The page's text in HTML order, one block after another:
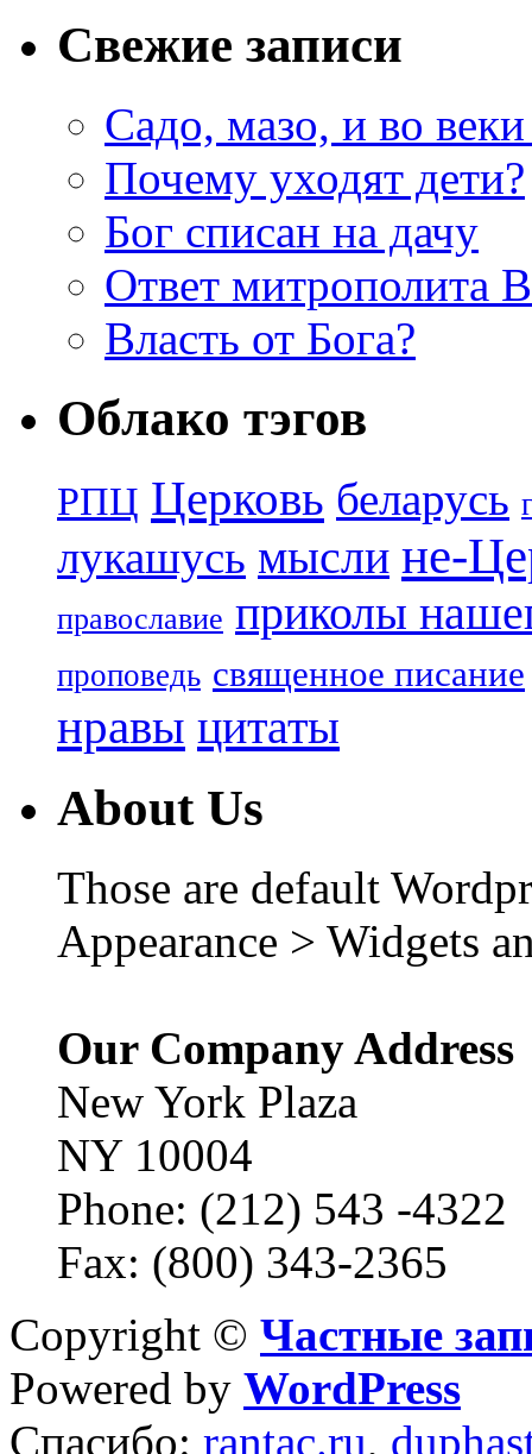
Свежие записи
Садо, мазо, и во веки
Почему уходят дети?
Бог списан на дачу
Ответ митрополита
Власть от Бога?
Облако тэгов
РПЦ Церковь беларусь
лукашусь мысли не-
православие приколы
проповедь священное писание
нравы цитаты
About Us
Those are default
Appearance > Widgets
Our Company Address
New York Plaza
NY 10004
Phone: (212) 543 -4322
Fax: (800) 343-2365
Copyright © Частные
Powered by WordPress
Спасибо: rantac.ru,